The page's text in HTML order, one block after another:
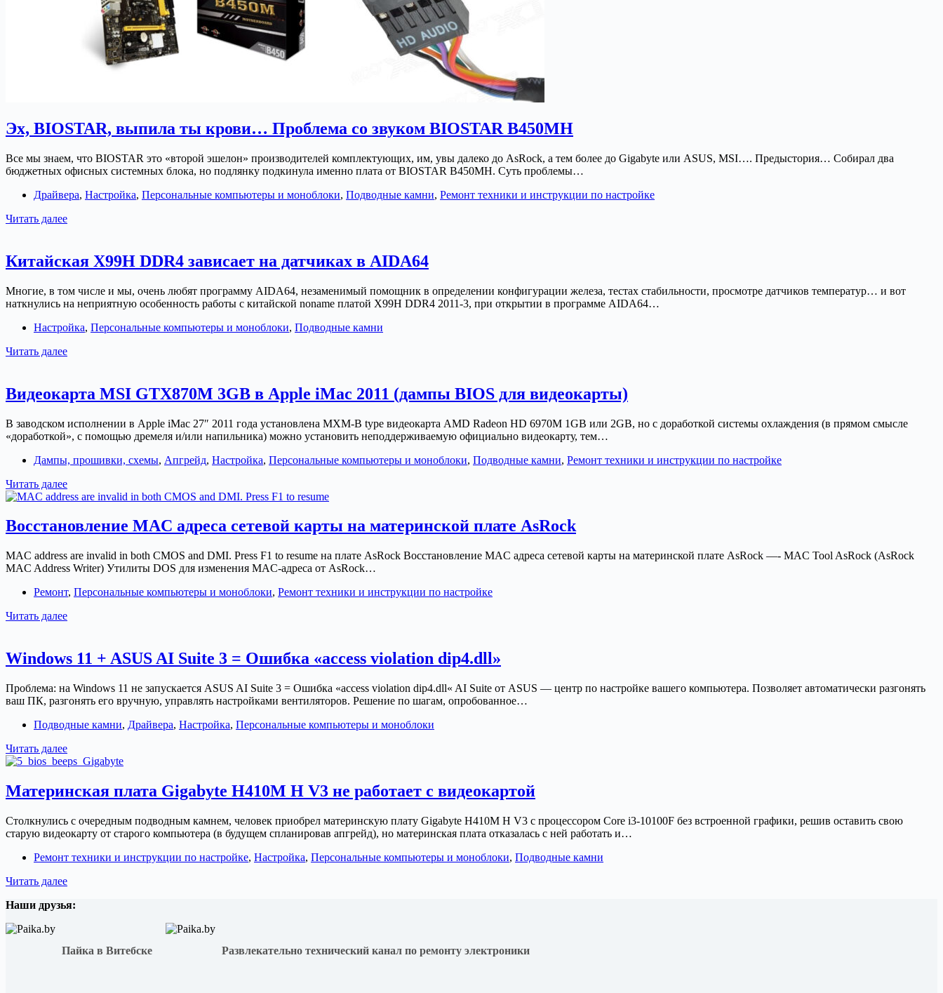
Эх, BIOSTAR, выпила ты крови… Проблема со звуком BIOSTAR B450MH
Все мы знаем, что BIOSTAR это «второй эшелон» производителей комплектующих, им, увы далеко до AsRock, а тем более до Gigabyte или ASUS, MSI…. Предыстория… Собирал два
бюджетных офисных системных блока, но подлянку подкинула именно плата от BIOSTAR B450MH. Суть проблемы…
Драйвера, Настройка, Персональные компьютеры и моноблоки, Подводные камни, Ремонт техники и инструкции по настройке
Читать далееЭх,
крови…
со
звуком
B450MH
Китайская X99H DDR4 зависает на датчиках в AIDA64
Многие, в том числе и мы, очень любят программу AIDA64, незаменимый помощник в определении конфигурации железа, тестах стабильности, просмотре датчиков температур… и вот
наткнулись на неприятную особенность работы с китайской noname платой X99H DDR4 2011-3, при открытии в программе AIDA64…
Настройка, Персональные компьютеры и моноблоки, Подводные камни
Читать далееКитайская
зависает
на
в
AIDA64
Видеокарта MSI GTX870M 3GB в Apple iMac 2011 (дампы BIOS для видеокарты)
В заводском исполнении в Apple iMac 27″ 2011 года установлена MXM-B type видеокарта AMD Radeon HD 6970M 1GB или 2GB, но с доработкой системы охлаждения (в прямом смысле
«доработкой», с помощью дремеля и/или напильника) можно установить неподдерживаемую официально видеокарту, тем…
Дампы, прошивки, схемы, Апгрейд, Настройка, Персональные компьютеры и моноблоки, Подводные камни, Ремонт техники и инструкции по настройке
Читать далееВидеокарта
MSI
3GB
в
iMac
2011
BIOS
видеокарты)
Восстановление MAC адреса сетевой карты на материнской плате AsRock
MAC address are invalid in both CMOS and DMI. Press F1 to resume на плате AsRock Восстановление MAC адреса сетевой карты на материнской плате AsRock —- MAC Tool AsRock (AsRock
MAC Address Writer) Утилиты DOS для изменения MAC-адреса от AsRock…
Ремонт, Персональные компьютеры и моноблоки, Ремонт техники и инструкции по настройке
Читать далееВосстановление
сетевой
карты
материнской
плате
Windows 11 + ASUS AI Suite 3 = Ошибка «access violation dip4.dll»
Проблема: на Windows 11 не запускается ASUS AI Suite 3 = Ошибка «access violation dip4.dll« AI Suite от ASUS — центр по настройке вашего компьютера. Позволяет автоматически разгонять
ваш ПК, разгонять его вручную, управлять настройками вентиляторов. Решение по шагам, опробованное…
Подводные камни, Драйвера, Настройка, Персональные компьютеры и моноблоки
Читать далееWindows
11
AI
3
=
«access
dip4.dll»
Материнская плата Gigabyte H410M H V3 не работает с видеокартой
Столкнулись с очередным подводным камнем, человек приобрел материнскую плату Gigabyte H410M H V3 с процессором Core i3-10100F без встроенной графики, решив оставить свою
старую видеокарту от старого компьютера (в будущем спланировав апгрейд), но материнская плата отказалась с ней работать и…
Ремонт техники и инструкции по настройке, Настройка, Персональные компьютеры и моноблоки, Подводные камни
Читать далееМатеринская
Gigabyte
не
Наши друзья:
Пайка в Витебске Развлекательно технический канал по ремонту электроники